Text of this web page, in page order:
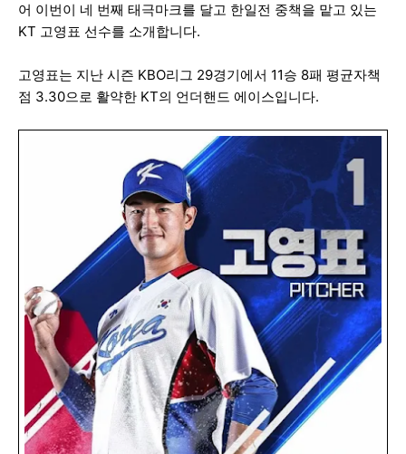
어 이번이 네 번째 태극마크를 달고 한일전 중책을 맡고 있는
KT 고영표 선수를 소개합니다.
고영표는 지난 시즌 KBO리그 29경기에서 11승 8패 평균자책
점 3.30으로 활약한 KT의 언더핸드 에이스입니다.